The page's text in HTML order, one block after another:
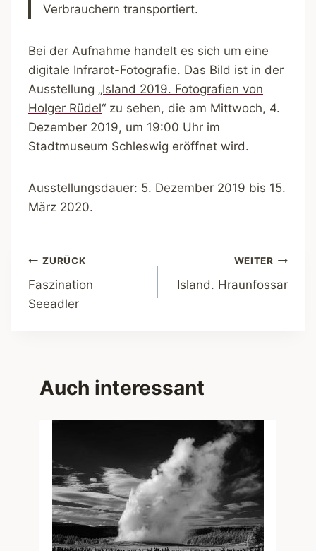
Verbrauchern transportiert.
Bei der Aufnahme handelt es sich um eine
digitale Infrarot-Fotografie. Das Bild ist in der
Ausstellung „Island 2019. Fotografien von
Holger Rüdel“ zu sehen, die am Mittwoch, 4.
Dezember 2019, um 19:00 Uhr im
Stadtmuseum Schleswig eröffnet wird.
Ausstellungsdauer: 5. Dezember 2019 bis 15.
März 2020.
Beitragsnavigation
ZURÜCK
Faszination
Seeadler
WEITER
Island. Hraunfossar
Auch interessant